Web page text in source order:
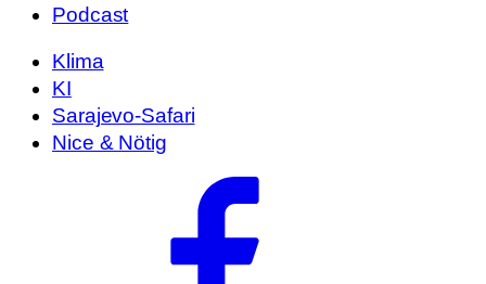
Podcast
Klima
KI
Sarajevo-Safari
Nice & Nötig